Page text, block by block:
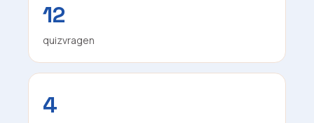
12
quizvragen
4